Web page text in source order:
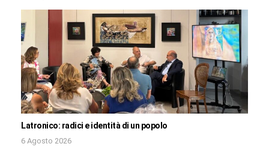
Latronico: radici e identità di un popolo
6 Agosto 2026